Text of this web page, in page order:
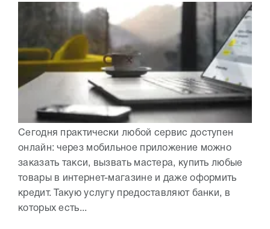
Сегодня практически любой сервис доступен
онлайн: через мобильное приложение можно
заказать такси, вызвать мастера, купить любые
товары в интернет-магазине и даже оформить
кредит. Такую услугу предоставляют банки, в
которых есть...